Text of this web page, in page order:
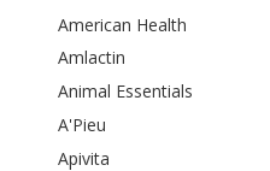
American Health
Amlactin
Animal Essentials
A'Pieu
Apivita